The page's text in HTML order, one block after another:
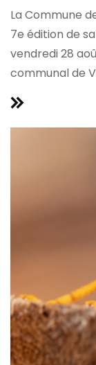
La Commune
7e édition de
vendredi 28
communal de